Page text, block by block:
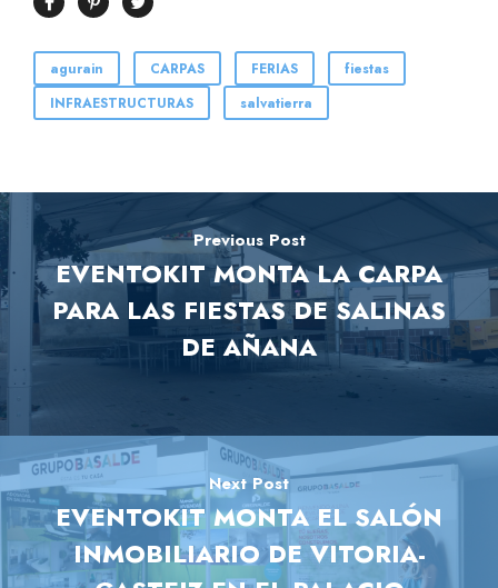
agurain CARPAS FERIAS
fiestas
INFRAESTRUCTURAS
salvatierra
Previous Post
EVENTOKIT MONTA LA CARPA
PARA LAS FIESTAS DE SALINAS
DE AÑANA
Next Post
EVENTOKIT MONTA EL SALÓN
INMOBILIARIO DE VITORIA-